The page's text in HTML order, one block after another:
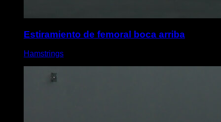
Estiramiento de femoral boca arriba
Hamstrings